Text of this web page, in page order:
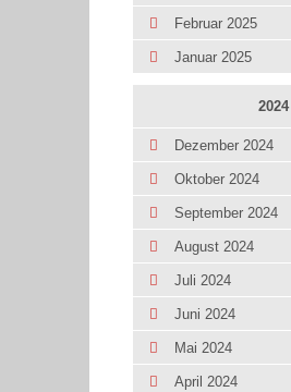
Februar 2025
Januar 2025
2024
Dezember 2024
Oktober 2024
September 2024
August 2024
Juli 2024
Juni 2024
Mai 2024
April 2024